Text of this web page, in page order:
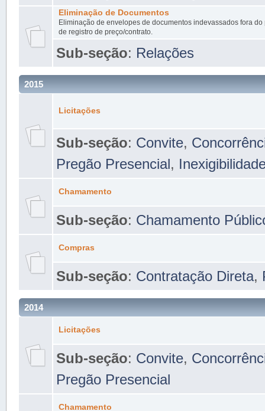
Eliminação de Documentos
Eliminação de envelopes de documentos indevassados fora
de registro de preço/contrato.
Sub-seção: Relações
2015
Licitações
Sub-seção: Convite,
Pregão Presencial,
Chamamento
Sub-seção: Chamamento
Compras
Sub-seção: Contratação Direta,
2014
Licitações
Sub-seção: Convite,
Pregão Presencial
Chamamento